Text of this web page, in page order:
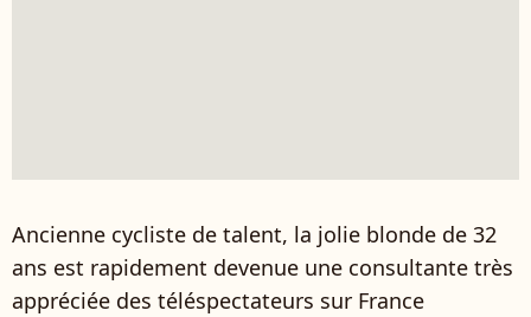
Ancienne cycliste de talent, la jolie blonde de 32
ans est rapidement devenue une consultante très
appréciée des téléspectateurs sur France